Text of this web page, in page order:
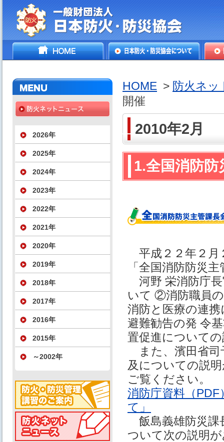
一般財団法人日本防火・防
HOME
2026年
2025年
2024年
2023年
2022年
2021年
2020年
2019年
2018年
2017年
2016年
2015年
～2002年
HOME > 防火ネッ
開催
2010年2月
1.全国消防防
平成２２年２⽉
「全国消防防災
河野 栄消防庁
いて ②消防職員
消防と医療の連
避難勧告の発 令
置促進について
また、濱⽥省司
及についての説
ご覧ください。
消防庁資料（
て」
飯島義雄防災課
ついて次の説明